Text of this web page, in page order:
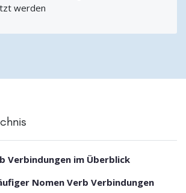
werden
Verbindungen im Überblick
Nomen Verb Verbindungen